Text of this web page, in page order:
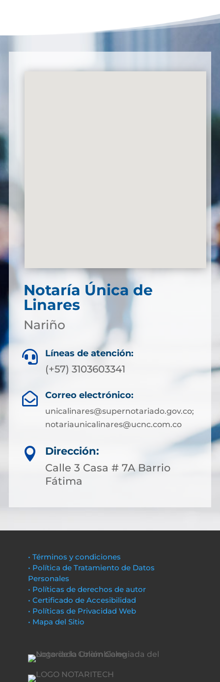
Notaría Única de
Linares
Nariño
 Líneas de atención:
(+57) 3103603341
 Correo electrónico:
unicalinares@supernotariado.gov.co;
notariaunicalinares@ucnc.com.co

Dirección:
Calle 3 Casa # 7A Barrio
Fátima
• Términos y condiciones
• Política de Tratamiento de Datos
Personales
• Políticas de derechos de autor
• Certificado de Accesibilidad
• Políticas de Privacidad Web
• Mapa del Sitio